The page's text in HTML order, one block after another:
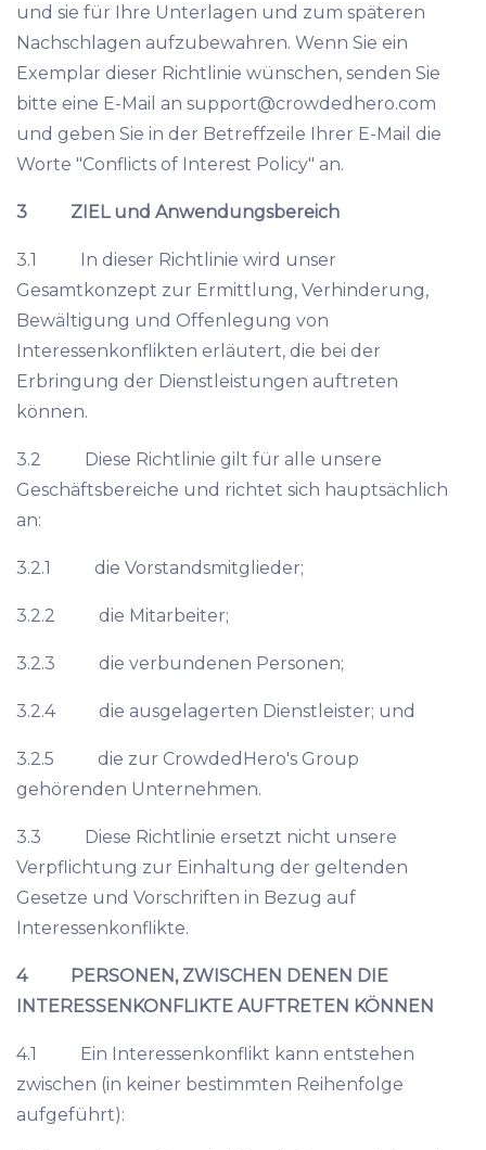
und sie für Ihre Unterlagen und zum späteren
Nachschlagen aufzubewahren. Wenn Sie ein
Exemplar dieser Richtlinie wünschen, senden Sie
bitte eine E-Mail an support@crowdedhero.com
und geben Sie in der Betreffzeile Ihrer E-Mail die
Worte "Conflicts of Interest Policy" an.
3 ZIEL und Anwendungsbereich
3.1 In dieser Richtlinie wird unser
Gesamtkonzept zur Ermittlung, Verhinderung,
Bewältigung und Offenlegung von
Interessenkonflikten erläutert, die bei der
Erbringung der Dienstleistungen auftreten
können.
3.2 Diese Richtlinie gilt für alle unsere
Geschäftsbereiche und richtet sich hauptsächlich
an:
3.2.1 die Vorstandsmitglieder;
3.2.2 die Mitarbeiter;
3.2.3 die verbundenen Personen;
3.2.4 die ausgelagerten Dienstleister; und
3.2.5 die zur CrowdedHero's Group
gehörenden Unternehmen.
3.3 Diese Richtlinie ersetzt nicht unsere
Verpflichtung zur Einhaltung der geltenden
Gesetze und Vorschriften in Bezug auf
Interessenkonflikte.
4 PERSONEN, ZWISCHEN DENEN DIE
INTERESSENKONFLIKTE AUFTRETEN KÖNNEN
4.1 Ein Interessenkonflikt kann entstehen
zwischen (in keiner bestimmten Reihenfolge
aufgeführt):